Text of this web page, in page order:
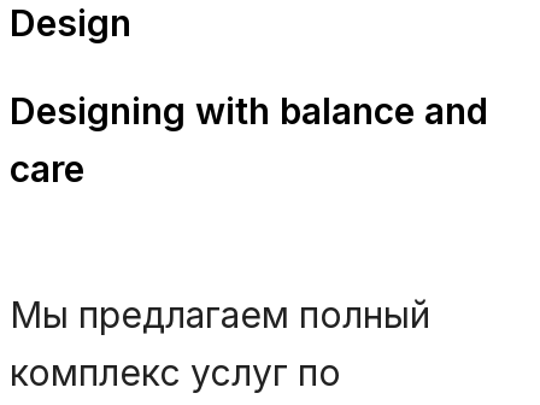
Design
Designing with balance and
care
Мы предлагаем полный
комплекс услуг по